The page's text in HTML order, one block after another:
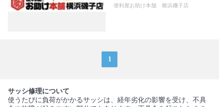
便利屋お助け本舗 横浜磯子店
1
サッシ修理について
使うたびに負荷がかかるサッシは、経年劣化の影響を受け、不具